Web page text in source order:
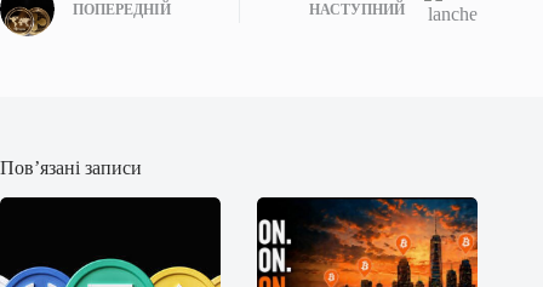
ПОПЕРЕДНІЙ НАСТУПНИЙ
Пов’язані записи